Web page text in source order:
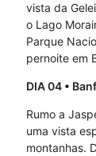
vista da
o Lago
Parque
pernoite em
DIA 04•
Rumo a
uma vista
montanhas.